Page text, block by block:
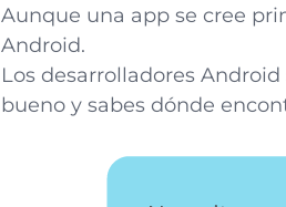
Aunque una app se cree
Android.
Los desarrolladores
bueno y sabes dónde